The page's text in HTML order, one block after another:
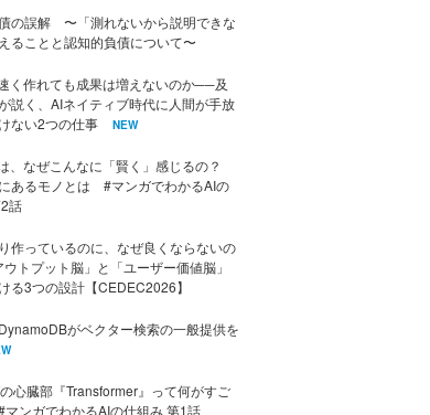
の誤解 〜「測れないから説明できな
ることと認知的負債について〜
く作れても成果は増えないのか──及
説く、AIネイティブ時代に人間が手放
ない2つの仕事
NEW
、なぜこんなに「賢く」感じるの？
あるモノとは #マンガでわかるAIの
話
作っているのに、なぜ良くならないの
トプット脳」と「ユーザー価値脳」
る3つの設計【CEDEC2026】
がベクター検索の一般提供を
心臓部『Transformer』って何がすご
ンガでわかるAIの仕組み 第1話